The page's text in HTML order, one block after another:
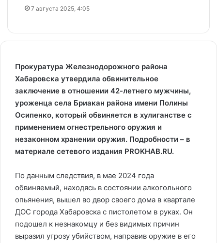
7 августа 2025, 4:05
Прокуратура Железнодорожного района
Хабаровска утвердила обвинительное
заключение в отношении 42-летнего мужчины,
уроженца села Бриакан района имени Полины
Осипенко, который обвиняется в хулиганстве с
применением огнестрельного оружия и
незаконном хранении оружия. Подробности – в
материале сетевого издания PROKHAB.RU.
По данным следствия, в мае 2024 года
обвиняемый, находясь в состоянии алкогольного
опьянения, вышел во двор своего дома в квартале
ДОС города Хабаровска с пистолетом в руках. Он
подошел к незнакомцу и без видимых причин
выразил угрозу убийством, направив оружие в его